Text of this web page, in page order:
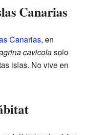
Canarias
Canarias, en
cavicolasolo
islas. No vive en